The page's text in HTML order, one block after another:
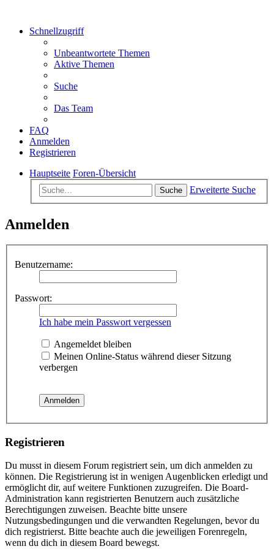
Schnellzugriff
Unbeantwortete Themen
Aktive Themen
Suche
Das Team
FAQ
Anmelden
Registrieren
Hauptseite Foren-Übersicht
Suche Erweiterte Suche
Anmelden
Benutzername:
Passwort:
Ich habe mein Passwort vergessen
Angemeldet bleiben
Meinen Online-Status während dieser Sitzung
verbergen
Registrieren
Du musst in diesem Forum registriert sein, um dich anmelden zu
können. Die Registrierung ist in wenigen Augenblicken erledigt und
ermöglicht dir, auf weitere Funktionen zuzugreifen. Die Board-
Administration kann registrierten Benutzern auch zusätzliche
Berechtigungen zuweisen. Beachte bitte unsere
Nutzungsbedingungen und die verwandten Regelungen, bevor du
dich registrierst. Bitte beachte auch die jeweiligen Forenregeln,
wenn du dich in diesem Board bewegst.